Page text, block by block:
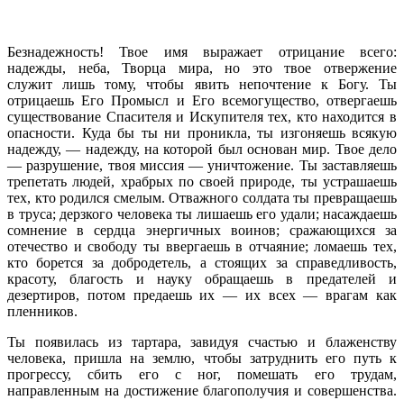
Безнадежность! Твое имя выражает отрицание всего:
надежды, неба, Творца мира, но это твое отвержение
служит лишь тому, чтобы явить непочтение к Богу. Ты
отрицаешь Его Промысл и Его всемогущество, отвергаешь
существование Спасителя и Искупителя тех, кто находится в
опасности. Куда бы ты ни проникла, ты изгоняешь всякую
надежду, — надежду, на которой был основан мир. Твое дело
— разрушение, твоя миссия — уничтожение. Ты заставляешь
трепетать людей, храбрых по своей природе, ты устрашаешь
тех, кто родился смелым. Отважного солдата ты превращаешь
в труса; дерзкого человека ты лишаешь его удали; насаждаешь
сомнение в сердца энергичных воинов; сражающихся за
отечество и свободу ты ввергаешь в отчаяние; ломаешь тех,
кто борется за добродетель, а стоящих за справедливость,
красоту, благость и науку обращаешь в предателей и
дезертиров, потом предаешь их — их всех — врагам как
пленников.
Ты появилась из тартара, завидуя счастью и блаженству
человека, пришла на землю, чтобы затруднить его путь к
прогрессу, сбить его с ног, помешать его трудам,
направленным на достижение благополучия и совершенства.